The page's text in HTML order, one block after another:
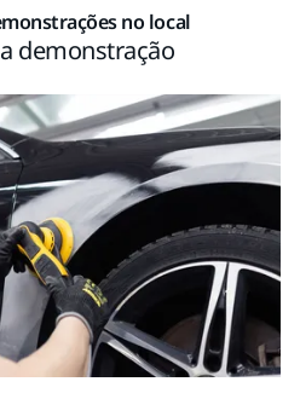
no local
demonstração